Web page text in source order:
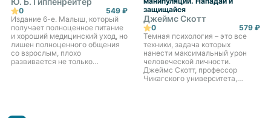
0
549 ₽
Издание 6-е. Малыш, который
получает полноценное питание
и хороший медицинский уход, но
лишен полноценного общения
со взрослым, плохо
развивается не только
защищайся
Джеймс Скотт
0
579 ₽
Темная психология – это все
техники, задача которых
нанести максимальный урон
человеческой личности.
Джеймс Скотт, профессор
Чикагского университета,